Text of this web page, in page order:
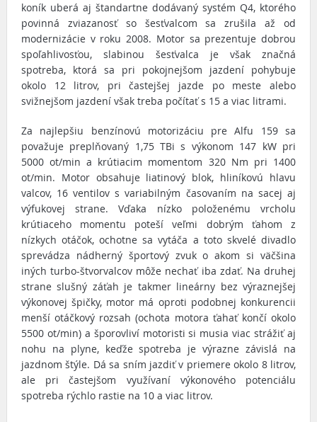
koník uberá aj štandartne dodávaný systém Q4, ktorého
povinná zviazanosť so šesťvalcom sa zrušila až od
modernizácie v roku 2008. Motor sa prezentuje dobrou
spoľahlivosťou, slabinou šesťvalca je však značná
spotreba, ktorá sa pri pokojnejšom jazdení pohybuje
okolo 12 litrov, pri častejšej jazde po meste alebo
svižnejšom jazdení však treba počítať s 15 a viac litrami.
Za najlepšiu benzínovú motorizáciu pre Alfu 159 sa
považuje preplňovaný 1,75 TBi s výkonom 147 kW pri
5000 ot/min a krútiacim momentom 320 Nm pri 1400
ot/min. Motor obsahuje liatinový blok, hliníkovú hlavu
valcov, 16 ventilov s variabilným časovaním na sacej aj
výfukovej strane. Vďaka nízko položenému vrcholu
krútiaceho momentu poteší veľmi dobrým ťahom z
nízkych otáčok, ochotne sa vytáča a toto skvelé divadlo
sprevádza nádherný športový zvuk o akom si väčšina
iných turbo-štvorvalcov môže nechať iba zdať. Na druhej
strane slušný záťah je takmer lineárny bez výraznejšej
výkonovej špičky, motor má oproti podobnej konkurencii
menší otáčkový rozsah (ochota motora ťahať končí okolo
5500 ot/min) a šporovliví motoristi si musia viac strážiť aj
nohu na plyne, keďže spotreba je výrazne závislá na
jazdnom štýle. Dá sa sním jazdiť v priemere okolo 8 litrov,
ale pri častejšom využívaní výkonového potenciálu
spotreba rýchlo rastie na 10 a viac litrov.